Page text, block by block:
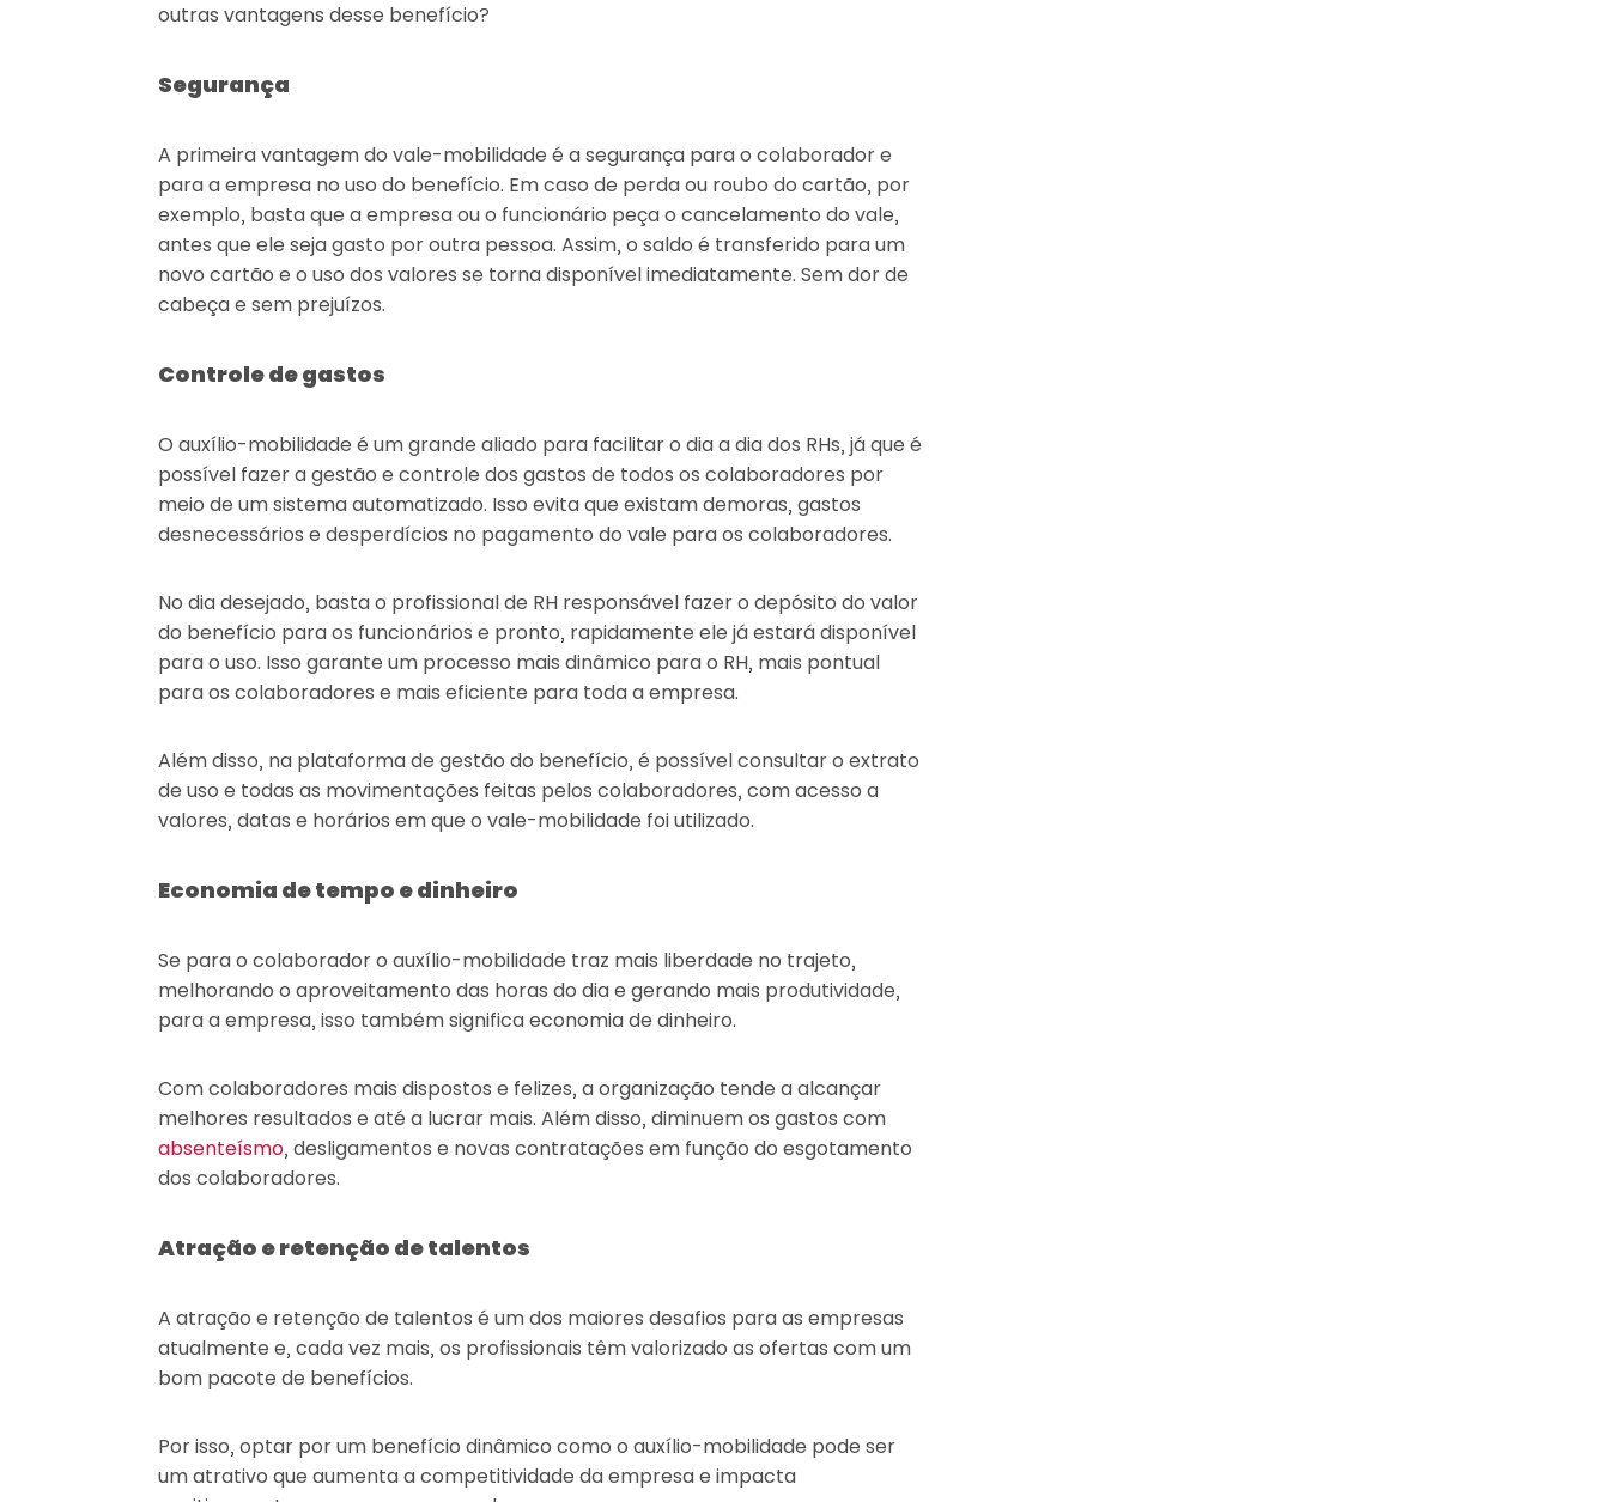
outras vantagens desse benefício?
Segurança
A primeira vantagem do vale-mobilidade é a segurança para o colaborador e
para a empresa no uso do benefício. Em caso de perda ou roubo do cartão, por
exemplo, basta que a empresa ou o funcionário peça o cancelamento do vale,
antes que ele seja gasto por outra pessoa. Assim, o saldo é transferido para um
novo cartão e o uso dos valores se torna disponível imediatamente. Sem dor de
cabeça e sem prejuízos.
Controle de gastos
O auxílio-mobilidade é um grande aliado para facilitar o dia a dia dos RHs, já que é
possível fazer a gestão e controle dos gastos de todos os colaboradores por
meio de um sistema automatizado. Isso evita que existam demoras, gastos
desnecessários e desperdícios no pagamento do vale para os colaboradores.
No dia desejado, basta o profissional de RH responsável fazer o depósito do valor
do benefício para os funcionários e pronto, rapidamente ele já estará disponível
para o uso. Isso garante um processo mais dinâmico para o RH, mais pontual
para os colaboradores e mais eficiente para toda a empresa.
Além disso, na plataforma de gestão do benefício, é possível consultar o extrato
de uso e todas as movimentações feitas pelos colaboradores, com acesso a
valores, datas e horários em que o vale-mobilidade foi utilizado.
Economia de tempo e dinheiro
Se para o colaborador o auxílio-mobilidade traz mais liberdade no trajeto,
melhorando o aproveitamento das horas do dia e gerando mais produtividade,
para a empresa, isso também significa economia de dinheiro.
Com colaboradores mais dispostos e felizes, a organização tende a alcançar
melhores resultados e até a lucrar mais. Além disso, diminuem os gastos com
absenteísmo, desligamentos e novas contratações em função do esgotamento
dos colaboradores.
Atração e retenção de talentos
A atração e retenção de talentos é um dos maiores desafios para as empresas
atualmente e, cada vez mais, os profissionais têm valorizado as ofertas com um
bom pacote de benefícios.
Por isso, optar por um benefício dinâmico como o auxílio-mobilidade pode ser
um atrativo que aumenta a competitividade da empresa e impacta